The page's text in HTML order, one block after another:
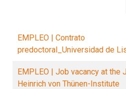
EMPLEO | Contrato
predoctoral_Universidad de
EMPLEO | Job vacancy at the
Heinrich von Thünen-Institute